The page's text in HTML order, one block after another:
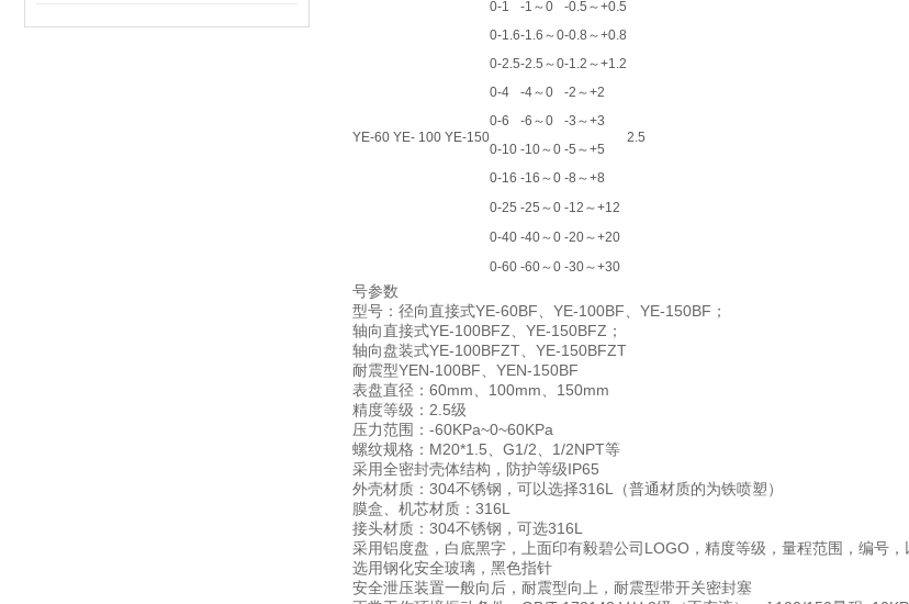
YE-60 YE- 100 YE-150
0-1 -1～0 -0.5～+0.5
2.5
0-1.6-1.6～0-0.8～+0.8
0-2.5-2.5～0-1.2～+1.2
0-4
-4～0
-2～+2
0-6
-6～0
-3～+3
0-10 -10～0 -5～+5
0-16 -16～0 -8～+8
0-25 -25～0 -12～+12
0-40 -40～0 -20～+20
0-60 -60～0 -30～+30
号参数
型号：径向直接式YE-60BF、 YE-100BF、 YE-150BF ；
轴向直接式YE-100BFZ、 YE-150BFZ ；
轴向盘装式YE-100BFZT、 YE-150BFZT
耐震型YEN-100BF、 YEN-150BF
表盘直径： 60mm、 100mm、 150mm
精度等级： 2.5级
压力范围： -60KPa~0~60KPa
螺纹规格： M20*1.5、 G1/2、 1/2NPT等
采用全密封壳体结构，防护等级IP65
外壳材质： 304不锈钢，可以选择316L
（普通材质的为铁喷塑）
膜盒、机芯材质： 316L
接头材质： 304不锈钢，可选316L
采用铝度盘，白底黑字，上面印有毅碧公司 LOGO ，精度等级，量程范围，编号
选用钢化安全玻璃，黑色指针
安全泄压装置一般向后，耐震型向上，耐震型带开关密封塞